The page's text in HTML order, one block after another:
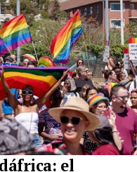
el